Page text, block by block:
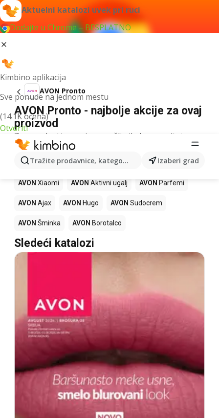
Aktuelni katalozi uvek pri ruci
Dodajte u Chrome – BESPLATNO
Kimbino aplikacija
Sve ponude na jednom mestu
(14.1K ocena)
Otvoriti
Tražite prodavnice, kategorije, proizvode...Izaberi grad
AVON Pronto
AVON Pronto - najbolje akcije za ovaj
proizvod
Za navedeni izraz nismo našli nikakav rezultat.
Drugi proizvodi u prodavnicama
AVON
AVON Xiaomi AVON Aktivni ugalj AVON Parfemi
AVON Ajax AVON Hugo AVON Sudocrem
AVON Šminka AVON Borotalco
Sledeći katalozi